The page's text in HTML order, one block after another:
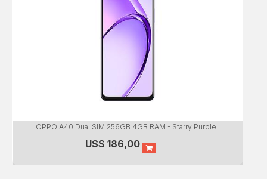
OPPO A40 Dual SIM 256GB 4GB RAM - Starry Purple
U$S 186,00